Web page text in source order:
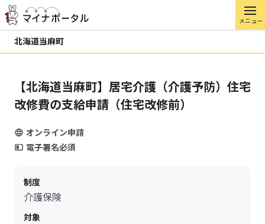
メニュー
北海道当麻町
【北海道当麻町】居宅介護（介護予防）住宅
改修費の支給申請（住宅改修前）
オンライン申請
電子署名必須
制度
介護保険
対象